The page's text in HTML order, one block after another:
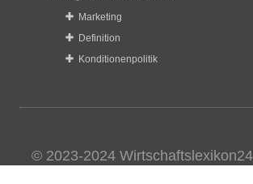
Marketing
Definition
Konditionenpolitik
© 2023-2024